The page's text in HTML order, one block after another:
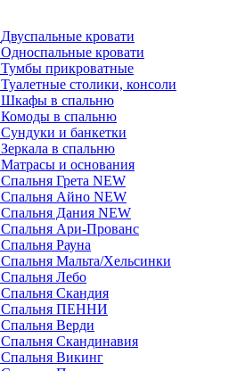
Двуспальные кровати
Односпальные кровати
Тумбы прикроватные
Туалетные столики, консоли
Шкафы в спальню
Комоды в спальню
Сундуки и банкетки
Зеркала в спальню
Матрасы и основания
Спальня Грета NEW
Спальня Айно NEW
Спальня Дания NEW
Спальня Ари-Прованс
Спальня Рауна
Спальня Мальта/Хельсинки
Спальня Лебо
Спальня Скандия
Спальня ПЕННИ
Спальня Верди
Спальня Скандинавия
Спальня Викинг